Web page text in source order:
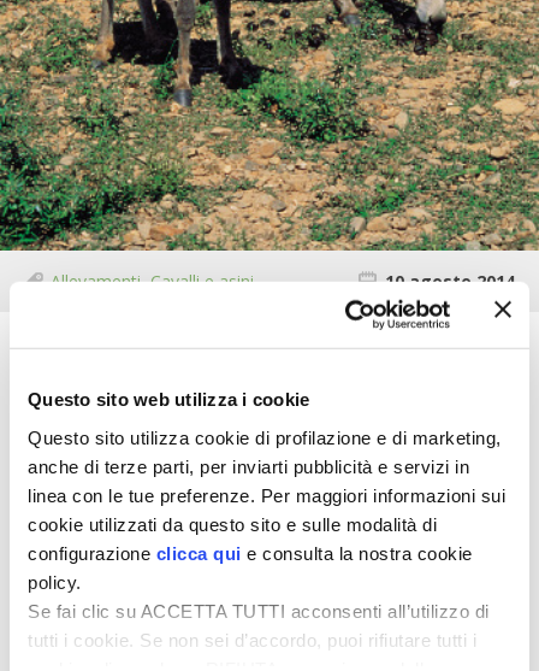
Questo sito web utilizza i cookie
Questo sito utilizza cookie di profilazione e di marketing,
anche di terze parti, per inviarti pubblicità e servizi in
linea con le tue preferenze. Per maggiori informazioni sui
cookie utilizzati da questo sito e sulle modalità di
configurazione clicca qui e consulta la nostra cookie
policy.
Se fai clic su ACCETTA TUTTI acconsenti all’utilizzo di
tutti i cookie. Se non sei d’accordo, puoi rifiutare tutti i
CONSERVE DELL’ORTO
FACEM
STIHL
BLUMEN
NOCCIOLA DI CALABRIA
MEDICINA DEI SEMPLICI
SCONTI NOVEMBRE
COMPO
HUSQVARNA
ZAPI GARDEN
Allevamenti,Cavalli e asini 10 agosto 2014
Gli asini che ad agosto vengono mantenuti in recinti
artificiali o naturali, dove l’ombra e il libero accesso
all’acqua siano garantiti per l’intera giornata. Se
disponete di una scuderia composta da box è buona
norma tenervi i soggetti durante le ore più calde e
spostarli all’aperto nelle ore più fresche, volendo
anche durante la notte.
I parassiti esterni (come mosche, moscerini, zanzare,
tafani, zecche) devono essere contrastati in maniera